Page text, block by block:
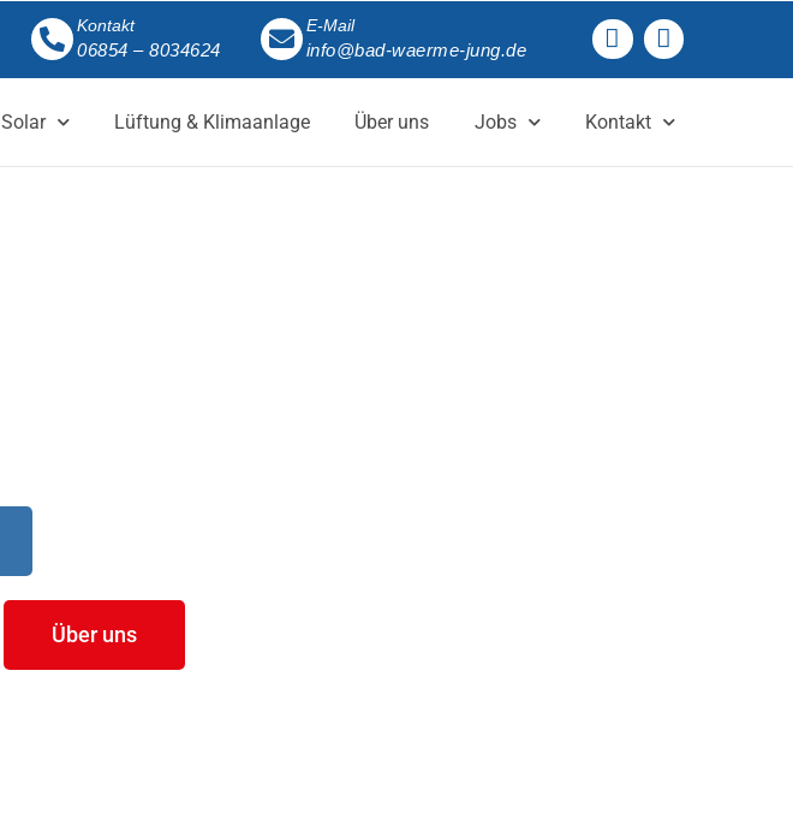
Kontakt
06854 – 8034624
E-Mail
info@bad-waerme-jung.de
Solar Lüftung & Klimaanlage Über uns Jobs Kontakt
Über uns